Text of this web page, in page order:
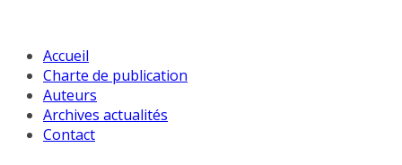
Accueil
Charte de publication
Auteurs
Archives actualités
Contact